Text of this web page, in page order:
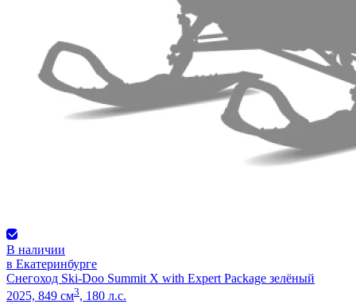
В наличии
в Екатеринбурге
Снегоход Ski-Doo Summit X with Expert Package зелёный
2025, 849 см3, 180 л.с.